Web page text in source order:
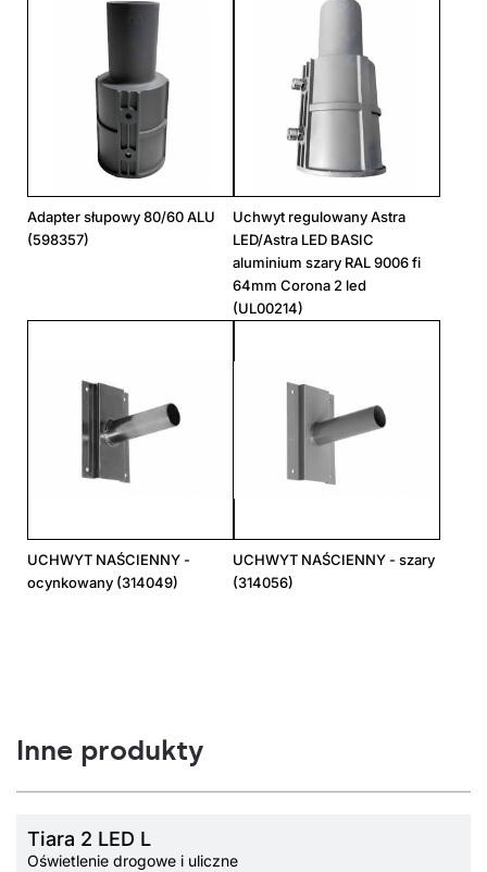
Adapter słupowy 80/60 ALU
(598357)
Uchwyt regulowany Astra
LED/Astra LED BASIC
aluminium szary RAL 9006 fi
64mm Corona 2 led
(UL00214)
UCHWYT NAŚCIENNY -
ocynkowany (314049)
UCHWYT NAŚCIENNY - szary
(314056)
Inne produkty
Tiara 2 LED L
Oświetlenie drogowe i uliczne